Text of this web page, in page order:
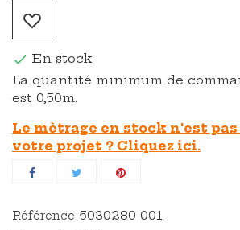
 En stock
La quantité minimum de
est 0,50m.
Le mètrage en stock n'est
votre projet ? Cliquez ici.
Référence 5030280-001